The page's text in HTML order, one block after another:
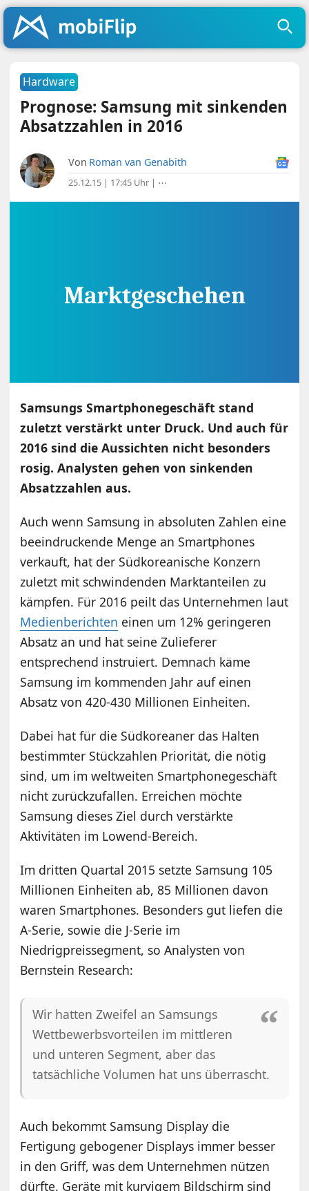
Hardware
Prognose: Samsung mit sinkenden
Absatzzahlen in 2016
Von Roman van Genabith
25.12.15 | 17:45 Uhr | ⋯
Samsungs Smartphonegeschäft stand
zuletzt verstärkt unter Druck. Und auch für
2016 sind die Aussichten nicht besonders
rosig. Analysten gehen von sinkenden
Absatzzahlen aus.
Auch wenn Samsung in absoluten Zahlen eine
beeindruckende Menge an Smartphones
verkauft, hat der Südkoreanische Konzern
zuletzt mit schwindenden Marktanteilen zu
kämpfen. Für 2016 peilt das Unternehmen laut
Medienberichten einen um 12% geringeren
Absatz an und hat seine Zulieferer
entsprechend instruiert. Demnach käme
Samsung im kommenden Jahr auf einen
Absatz von 420-430 Millionen Einheiten.
Dabei hat für die Südkoreaner das Halten
bestimmter Stückzahlen Priorität, die nötig
sind, um im weltweiten Smartphonegeschäft
nicht zurückzufallen. Erreichen möchte
Samsung dieses Ziel durch verstärkte
Aktivitäten im Lowend-Bereich.
Im dritten Quartal 2015 setzte Samsung 105
Millionen Einheiten ab, 85 Millionen davon
waren Smartphones. Besonders gut liefen die
A-Serie, sowie die J-Serie im
Niedrigpreissegment, so Analysten von
Bernstein Research:
Wir hatten Zweifel an Samsungs
Wettbewerbsvorteilen im mittleren
und unteren Segment, aber das
tatsächliche Volumen hat uns überrascht.
Auch bekommt Samsung Display die
Fertigung gebogener Displays immer besser
in den Griff, was dem Unternehmen nützen
dürfte. Geräte mit kurvigem Bildschirm sind